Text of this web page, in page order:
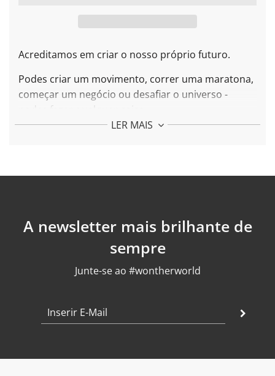
R
.
Acreditamos em criar o nosso próprio futuro.
Podes criar um movimento, correr uma maratona,
começar um negócio ou desafiar o universo -
podes fazer qualquer coisa.
ouro 24k
Peso: 18,4 gr
Acabamento: polido
Para encontrar o seu tamanho ideal consulte o
LER MAIS
A newsletter mais brilhante de
sempre
Junte-se ao #wontherworld